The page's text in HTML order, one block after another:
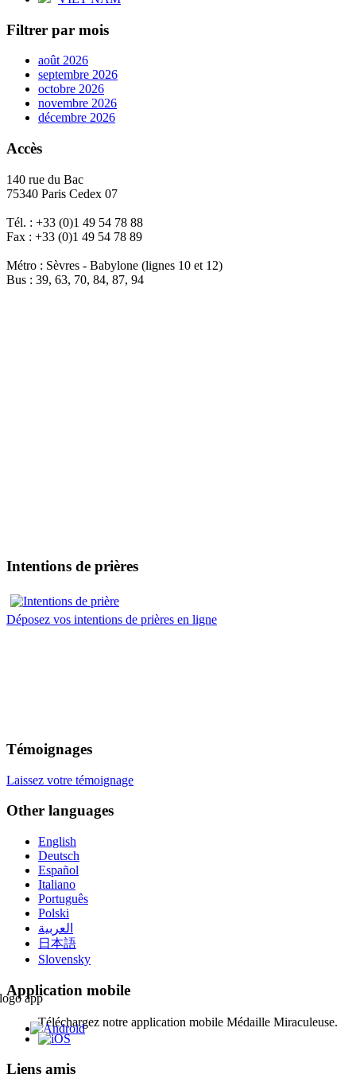
Filtrer par mois
août 2026
septembre 2026
octobre 2026
novembre 2026
décembre 2026
Accès
140 rue du Bac
75340 Paris Cedex 07
Tél. : +33 (0)1 49 54 78 88
Fax : +33 (0)1 49 54 78 89
Métro : Sèvres - Babylone (lignes 10 et 12)
Bus : 39, 63, 70, 84, 87, 94
Intentions de prières
Déposez vos intentions de prières en ligne
Témoignages
Laissez votre témoignage
Other languages
English
Deutsch
Español
Italiano
Português
Polski
العربية
日本語
Slovensky
Application mobile
Téléchargez notre application mobile Médaille Miraculeuse.
Liens amis